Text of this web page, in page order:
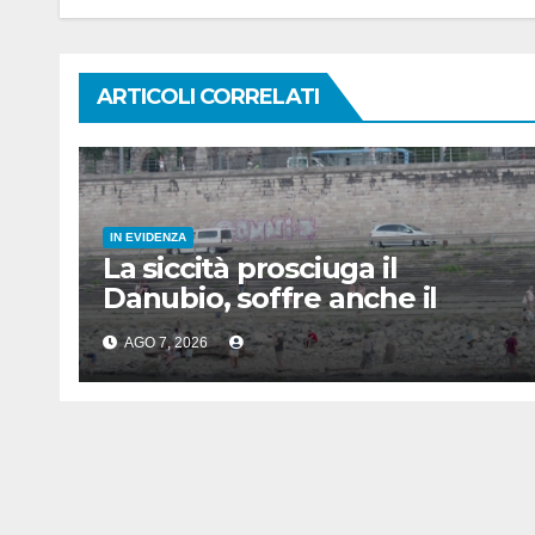
ARTICOLI CORRELATI
IN EVIDENZA
La siccità prosciuga il
Danubio, soffre anche il
turismo
AGO 7, 2026